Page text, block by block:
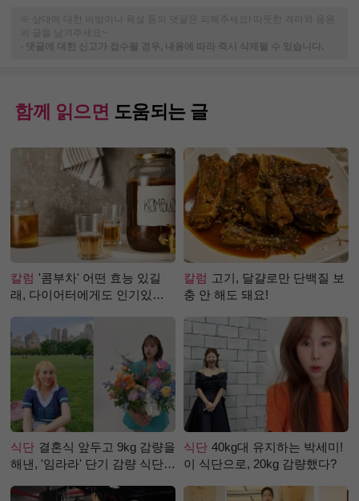
※ 상대에 대한 비방이나 욕설 등의 댓글은 피해주세요! 따뜻한 격려와 응원
의 글을 남겨주세요~
-
댓글에 대한 신고가 접수될 경우, 내용에 따라 즉시 삭제될 수 있습니다.
함께 읽으면 도움되는 글
칼럼 '콤부차' 어떤 효능 있길
래, 다이어터에게도 인기있는
칼럼 고기, 달걀로만 단백질 보
충 안 해도 돼요!
식단 결혼식 앞두고 9kg 감량을
해낸, '임라라' 단기 감량 식단
식단 40kg대 유지하는 박세미!
이 식단으로, 20kg 감량했다?